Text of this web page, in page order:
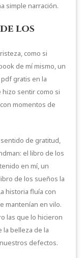
simple narración.
los
como si
de mí mismo, un
gratis en la
hizo sentir como si
momentos de
de gratitud,
el libro de los
en mí, un
de los sueños la
historia fluía con
mantenían en vilo.
las que lo hicieron
belleza de la
defectos.